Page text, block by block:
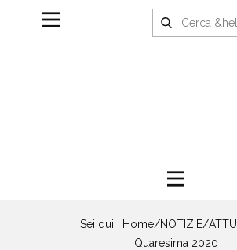
Sei qui: Home/NOTIZIE/
Quaresima 2020